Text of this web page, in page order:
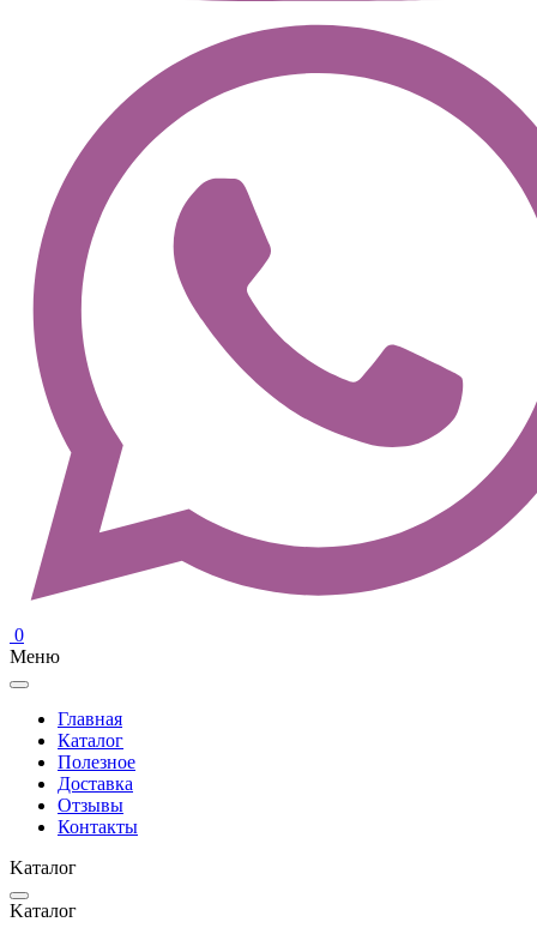
0
Меню
Главная
Каталог
Полезное
Доставка
Отзывы
Контакты
Kаталог
Kаталог